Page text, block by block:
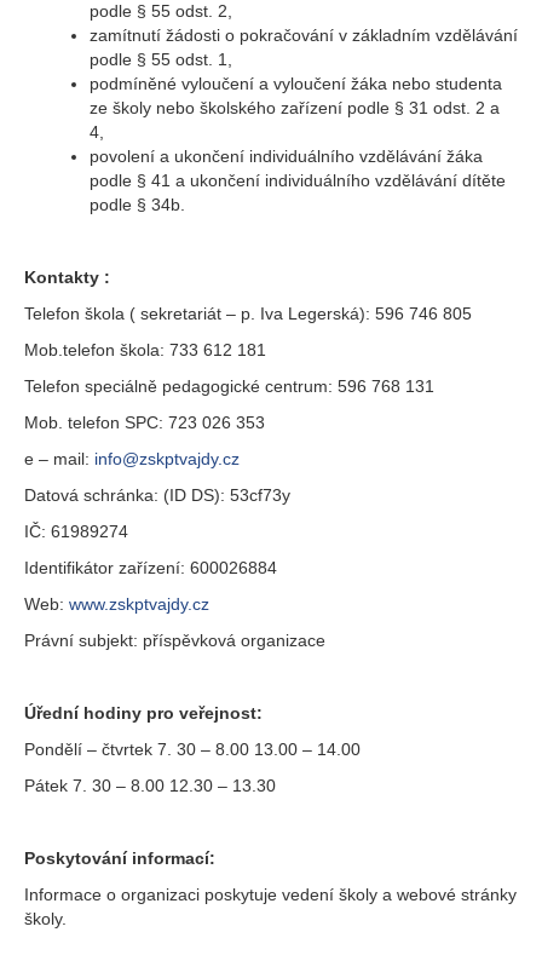
podle § 55 odst. 2,
zamítnutí žádosti o pokračování v základním vzdělávání
podle § 55 odst. 1,
podmíněné vyloučení a vyloučení žáka nebo studenta
ze školy nebo školského zařízení podle § 31 odst. 2 a
4,
povolení a ukončení individuálního vzdělávání žáka
podle § 41 a ukončení individuálního vzdělávání dítěte
podle § 34b.
Kontakty :
Telefon škola ( sekretariát – p. Iva Legerská): 596 746 805
Mob.telefon škola: 733 612 181
Telefon speciálně pedagogické centrum: 596 768 131
Mob. telefon SPC: 723 026 353
e – mail: info@zskptvajdy.cz
Datová schránka: (ID DS): 53cf73y
IČ: 61989274
Identifikátor zařízení: 600026884
Web: www.zskptvajdy.cz
Právní subjekt: příspěvková organizace
Úřední hodiny pro veřejnost:
Pondělí – čtvrtek 7. 30 – 8.00 13.00 – 14.00
Pátek 7. 30 – 8.00 12.30 – 13.30
Poskytování informací:
Informace o organizaci poskytuje vedení školy a webové stránky
školy.